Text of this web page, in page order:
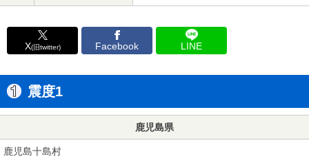
X(旧twitter) Facebook LINE
震度1
鹿児島県
鹿児島十島村